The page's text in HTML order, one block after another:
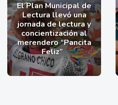
El Plan Municipal de
Lectura llevó una
jornada de lectura y
concientización al
merendero “Pancita
Feliz”